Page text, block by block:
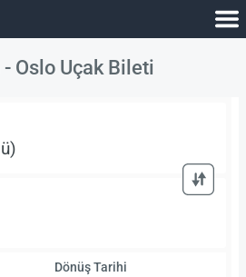
Oslo Uçak Bileti
Dönüş Tarihi